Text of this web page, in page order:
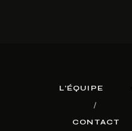
L’ÉQUIPE
CONTACT